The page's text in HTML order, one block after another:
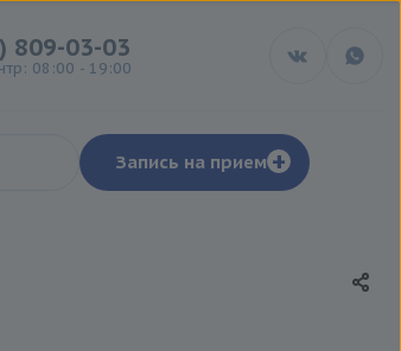
809-03-03
08:00 - 19:00
Запись на прием +